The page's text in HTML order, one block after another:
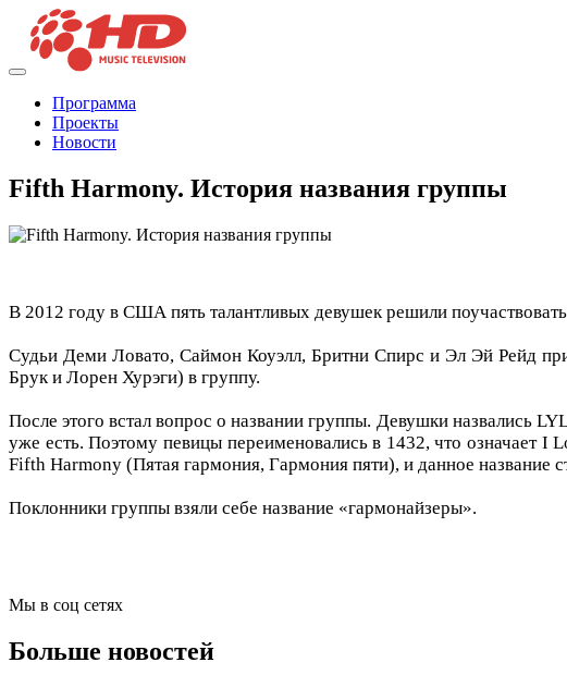
Программа
Проекты
Новости
Fifth Harmony. История названия группы
В 2012 году в США пять талантливых девушек решили
Судьи Деми Ловато, Саймон Коуэлл, Бритни Спирс и Эл Эй Рейд
Брук и Лорен Хурэги) в группу.
После этого встал вопрос о названии группы. Девушки назвались
уже есть. Поэтому певицы переименовались в 1432, что означает I
Fifth Harmony (Пятая гармония, Гармония пяти), и данное название
Поклонники группы взяли себе название «гармонайзеры».
Мы в соц сетях
Больше новостей